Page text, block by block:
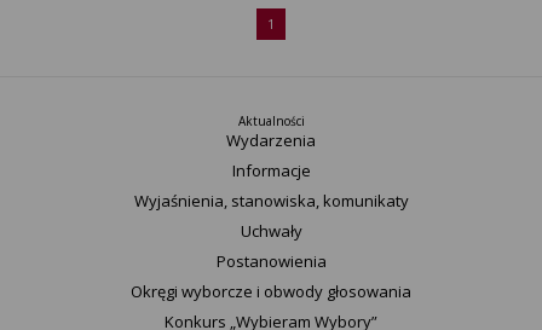
1
Aktualności
Wydarzenia
Informacje
Wyjaśnienia, stanowiska, komunikaty
Uchwały
Postanowienia
Okręgi wyborcze i obwody głosowania
Konkurs „Wybieram Wybory”